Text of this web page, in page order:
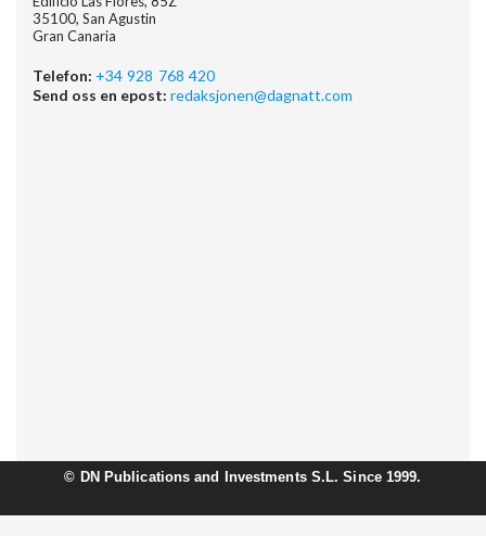
35100, San Agustin
Gran Canaria
Telefon: +34 928 768 420
Send oss en epost: redaksjonen@dagnatt.com
© DN Publications and Investments S.L. Since 1999.